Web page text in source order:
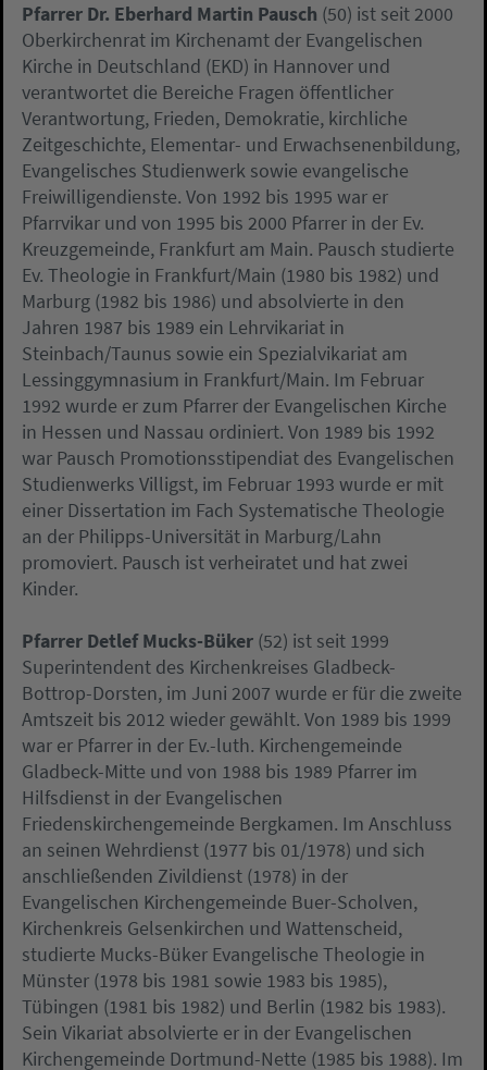
Pfarrer Dr. Eberhard Martin Pausch (50) ist seit 2000
Oberkirchenrat im Kirchenamt der Evangelischen
Kirche in Deutschland (EKD) in Hannover und
verantwortet die Bereiche Fragen öffentlicher
Verantwortung, Frieden, Demokratie, kirchliche
Zeitgeschichte, Elementar- und Erwachsenenbildung,
Evangelisches Studienwerk sowie evangelische
Freiwilligendienste. Von 1992 bis 1995 war er
Pfarrvikar und von 1995 bis 2000 Pfarrer in der Ev.
Kreuzgemeinde, Frankfurt am Main. Pausch studierte
Ev. Theologie in Frankfurt/Main (1980 bis 1982) und
Marburg (1982 bis 1986) und absolvierte in den
Jahren 1987 bis 1989 ein Lehrvikariat in
Steinbach/Taunus sowie ein Spezialvikariat am
Lessinggymnasium in Frankfurt/Main. Im Februar
1992 wurde er zum Pfarrer der Evangelischen Kirche
in Hessen und Nassau ordiniert. Von 1989 bis 1992
war Pausch Promotionsstipendiat des Evangelischen
Studienwerks Villigst, im Februar 1993 wurde er mit
einer Dissertation im Fach Systematische Theologie
an der Philipps-Universität in Marburg/Lahn
promoviert. Pausch ist verheiratet und hat zwei
Kinder.
Pfarrer Detlef Mucks-Büker (52) ist seit 1999
Superintendent des Kirchenkreises Gladbeck-
Bottrop-Dorsten, im Juni 2007 wurde er für die zweite
Amtszeit bis 2012 wieder gewählt. Von 1989 bis 1999
war er Pfarrer in der Ev.-luth. Kirchengemeinde
Gladbeck-Mitte und von 1988 bis 1989 Pfarrer im
Hilfsdienst in der Evangelischen
Friedenskirchengemeinde Bergkamen. Im Anschluss
an seinen Wehrdienst (1977 bis 01/1978) und sich
anschließenden Zivildienst (1978) in der
Evangelischen Kirchengemeinde Buer-Scholven,
Kirchenkreis Gelsenkirchen und Wattenscheid,
studierte Mucks-Büker Evangelische Theologie in
Münster (1978 bis 1981 sowie 1983 bis 1985),
Tübingen (1981 bis 1982) und Berlin (1982 bis 1983).
Sein Vikariat absolvierte er in der Evangelischen
Kirchengemeinde Dortmund-Nette (1985 bis 1988). Im